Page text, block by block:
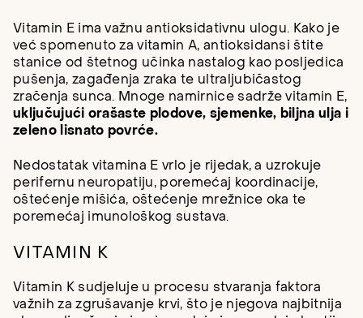
Vitamin E ima važnu antioksidativnu ulogu. Kako je
već spomenuto za vitamin A, antioksidansi štite
stanice od štetnog učinka nastalog kao posljedica
pušenja, zagađenja zraka te ultraljubičastog
zračenja sunca. Mnoge namirnice sadrže vitamin E,
uključujući orašaste plodove, sjemenke, biljna ulja i
zeleno lisnato povrće.
Nedostatak vitamina E vrlo je rijedak, a uzrokuje
perifernu neuropatiju, poremećaj koordinacije,
oštećenje mišića, oštećenje mrežnice oka te
poremećaj imunološkog sustava.
VITAMIN K
Vitamin K sudjeluje u procesu stvaranja faktora
važnih za zgrušavanje krvi, što je njegova najbitnija